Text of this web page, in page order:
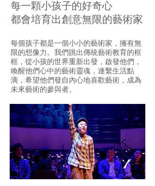
每一顆小孩子的好奇心
都會培育出創意無限的藝術家
每個孩子都是一個小小的藝術家，擁有無
限的想像力。我們跳出傳統藝術教育的框
框，從小孩的世界重新出發，啟發他們，
喚醒他們心中的藝術靈魂，連繫生活點
滴，希望他們發自內心地喜歡藝術，成為
未來藝術的參與者。